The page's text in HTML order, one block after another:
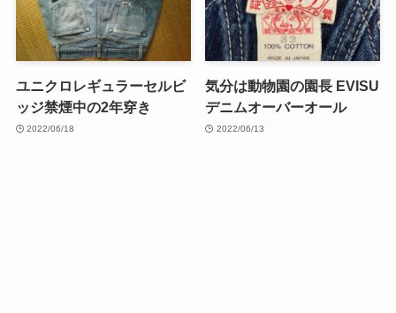
ユニクロレギュラーセルビ
ッジ禁煙中の2年穿き
2022/06/18
気分は動物園の園長 EVISU
デニムオーバーオール
2022/06/13